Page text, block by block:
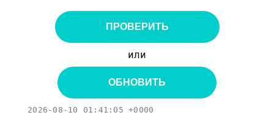
ПРОВЕРИТЬ
или
ОБНОВИТЬ
2026-08-10 01:41:05 +0000